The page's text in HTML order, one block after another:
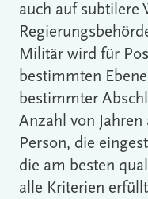
auch auf subtilere
Militär wird für
bestimmten
bestimmter
Anzahl von
Person, die
die am besten
alle Kriterien